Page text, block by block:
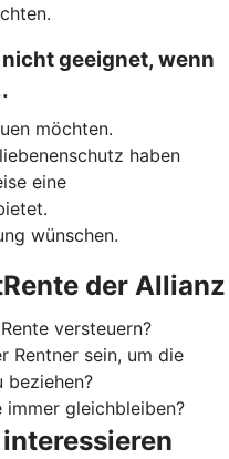
geeignet, wenn
möchten.
haben
eine
wünschen.
der Allianz
versteuern?
Rentner sein, um die
beziehen?
gleichbleiben?